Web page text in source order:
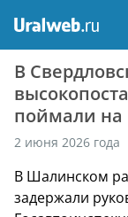
В
поймали на
2 июня 2026 года
В Шалинском
задержали